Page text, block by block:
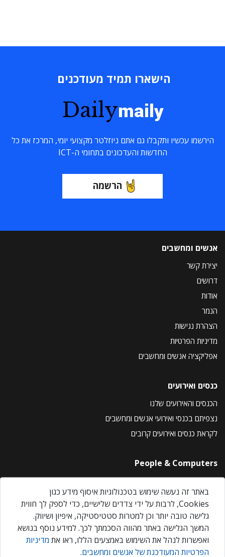
הישארו תמיד מעודכנים
Dailymaily
הירשמו עכשיו ותקבלו גם אתם ניוזלטר מקצועי יומי, המרכז את כל
החדשות והעדכונים בתחומי ה-ICT
הרשמה
אנשים ומחשבים
יצירת קשר
דרושים
אודות
הנמר
הצהרת נגישות
מדיניות הפרטיות
אפליקציה אנשים ומחשבים
כנסים ואירועים
הכנסים והאירועים שלנו
נצפיתם בכנסי ואירועי אנשים ומחשבים
לקראת כנסים ואירועים קרובים
People & Computers
About Us
Privacy Policy
Contact Us
Our Events
באתר זה נעשה שימוש בטכנולוגיות איסוף מידע כגון
Cookies, לרבות על ידי צדדים שלישיים, כדי לספק לך חווית
גלישה טובה יותר וכן למטרות סטטיסטיקה, איפיון ושיווק.
המשך הגלישה באתר מהווה הסכמתך לכך. למידע נוסף בנושא
ואפשרות לנהל את השימוש באמצעים הללו, ראו את מדיניות
הפרטיות המעודכנת של אנשים ומחשבים.